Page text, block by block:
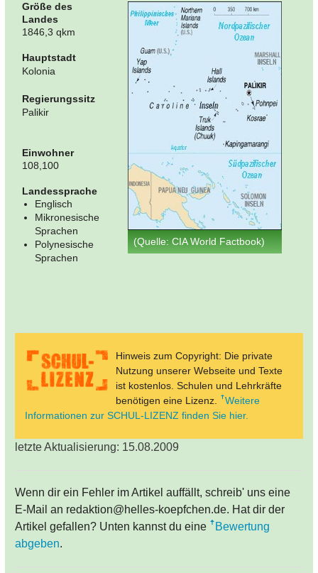
Größe des
Landes
1846,3 qkm
(Quelle: CIA World Factbook)
Hauptstadt
Kolonia
Regierungssitz
Palikir
Einwohner
108,100
Landessprache
Englisch
Mikronesische
Sprachen
Polynesische
Sprachen
Hinweis zum Copyright: Die private
Nutzung unserer Webseite und Texte
ist kostenlos. Schulen und Lehrkräfte
benötigen eine Lizenz.
Weitere
Informationen zur SCHUL-LIZENZ finden Sie hier.
letzte Aktualisierung: 15.08.2009
Wenn dir ein Fehler im Artikel auffällt, schreib' uns eine
E-Mail an redaktion@helles-koepfchen.de. Hat dir der
Artikel gefallen? Unten kannst du eine
Bewertung
abgeben.